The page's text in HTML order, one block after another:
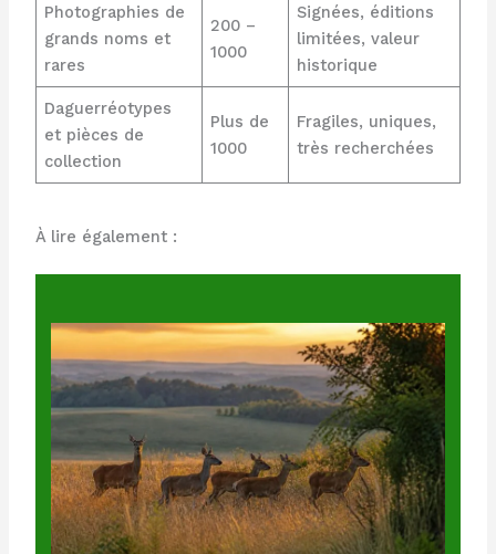
Photographies de
grands noms et
rares
200 –
1000
Signées, éditions
limitées, valeur
historique
Daguerréotypes
et pièces de
collection
Plus de
1000
Fragiles, uniques,
très recherchées
À lire également :